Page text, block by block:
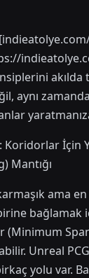
akılda
aynı
Koridorlar İçin
Mantığı
ama en
bağlamak
(Minimum
Unreal
yolu var.